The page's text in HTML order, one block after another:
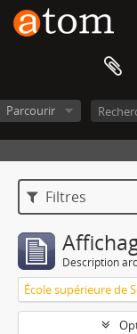
Parcourir
Filtres
Description